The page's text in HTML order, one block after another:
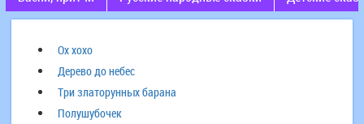
Ох хохо
Дерево до небес
Три златорунных барана
Полушубочек